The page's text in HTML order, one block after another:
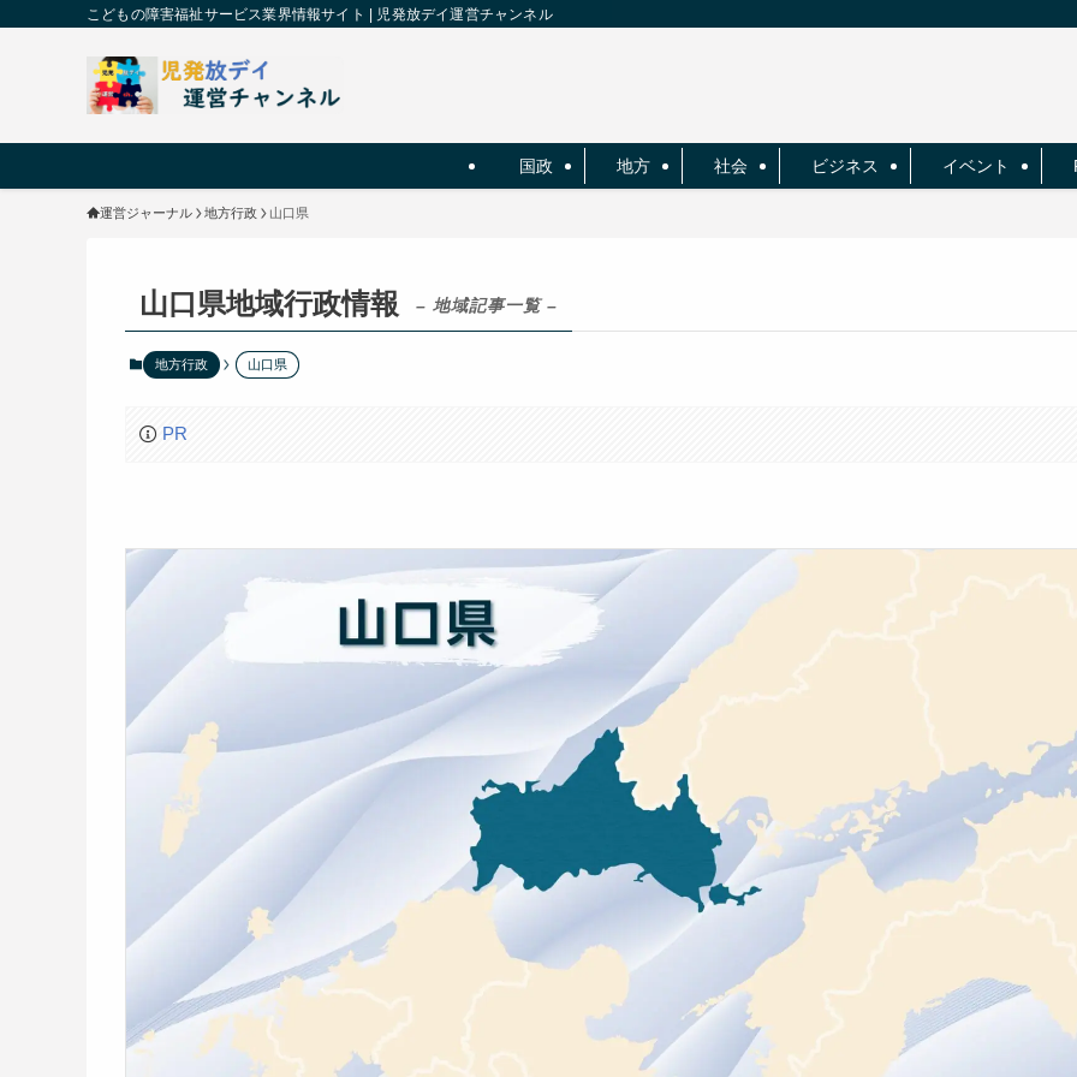
こどもの障害福祉サービス業界情報サイト | 児発放デイ運営チャンネル
国政 地方 社会 ビジネス イベント
運営ジャーナル 地方行政 山口県
山口県地域行政情報 – 地域記事一覧 –
地方行政 山口県
PR